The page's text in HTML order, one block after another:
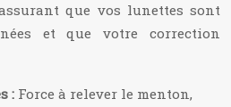
que vos lunettes sont
et que votre correction
: Force à relever le menton,